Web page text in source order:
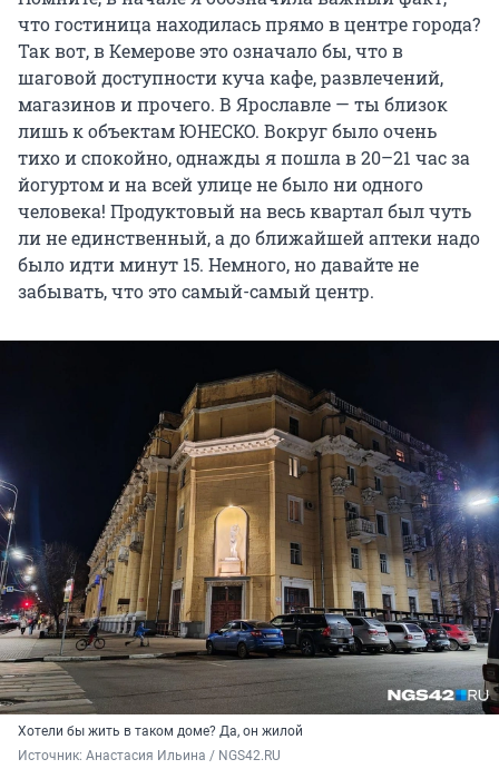
что гостиница находилась прямо в центре города?
Так вот, в Кемерове это означало бы, что в
шаговой доступности куча кафе, развлечений,
магазинов и прочего. В Ярославле — ты близок
лишь к объектам ЮНЕСКО. Вокруг было очень
тихо и спокойно, однажды я пошла в 20–21 час за
йогуртом и на всей улице не было ни одного
человека! Продуктовый на весь квартал был чуть
ли не единственный, а до ближайшей аптеки надо
было идти минут 15. Немного, но давайте не
забывать, что это самый-самый центр.
Хотели бы жить в таком доме? Да, он жилой
Источник: Анастасия Ильина / NGS42.RU